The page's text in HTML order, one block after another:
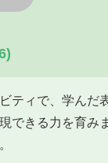
ティで、学んだ
できる力を育み